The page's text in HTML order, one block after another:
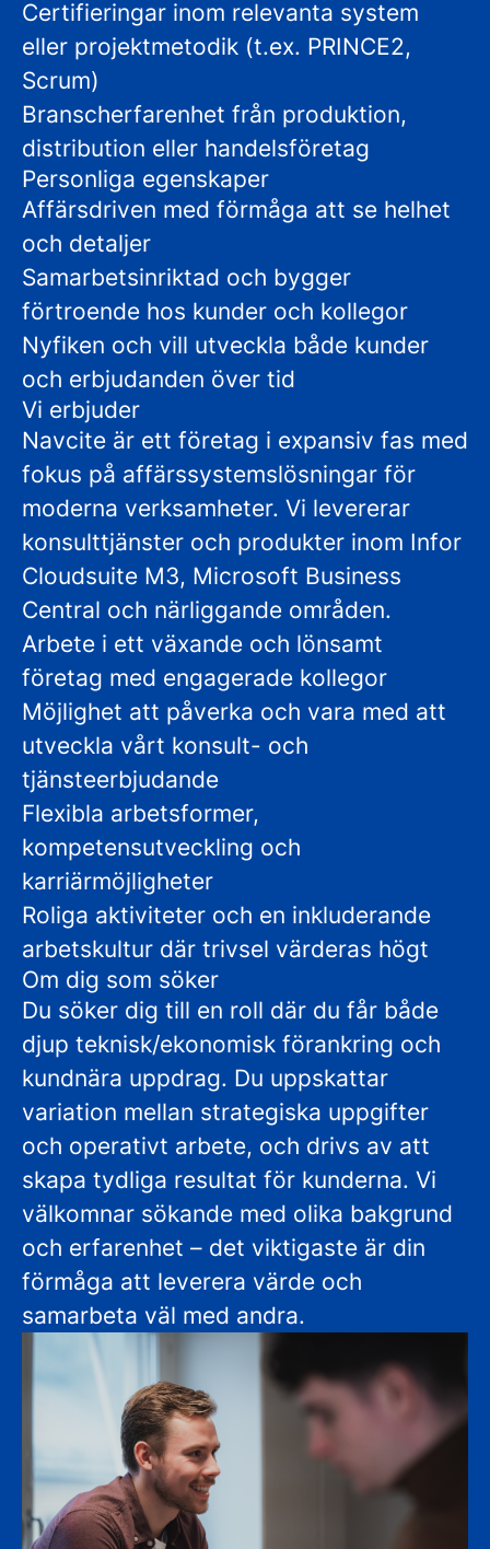
Certifieringar inom relevanta system
eller projektmetodik (t.ex. PRINCE2,
Scrum)
Branscherfarenhet från produktion,
distribution eller handelsföretag
Personliga egenskaper
Affärsdriven med förmåga att se helhet
och detaljer
Samarbetsinriktad och bygger
förtroende hos kunder och kollegor
Nyfiken och vill utveckla både kunder
och erbjudanden över tid
Vi erbjuder
Navcite är ett företag i expansiv fas med
fokus på affärssystemslösningar för
moderna verksamheter. Vi levererar
konsulttjänster och produkter inom Infor
Cloudsuite M3, Microsoft Business
Central och närliggande områden.
Arbete i ett växande och lönsamt
företag med engagerade kollegor
Möjlighet att påverka och vara med att
utveckla vårt konsult- och
tjänsteerbjudande
Flexibla arbetsformer,
kompetensutveckling och
karriärmöjligheter
Roliga aktiviteter och en inkluderande
arbetskultur där trivsel värderas högt
Om dig som söker
Du söker dig till en roll där du får både
djup teknisk/ekonomisk förankring och
kundnära uppdrag. Du uppskattar
variation mellan strategiska uppgifter
och operativt arbete, och drivs av att
skapa tydliga resultat för kunderna. Vi
välkomnar sökande med olika bakgrund
och erfarenhet – det viktigaste är din
förmåga att leverera värde och
samarbeta väl med andra.